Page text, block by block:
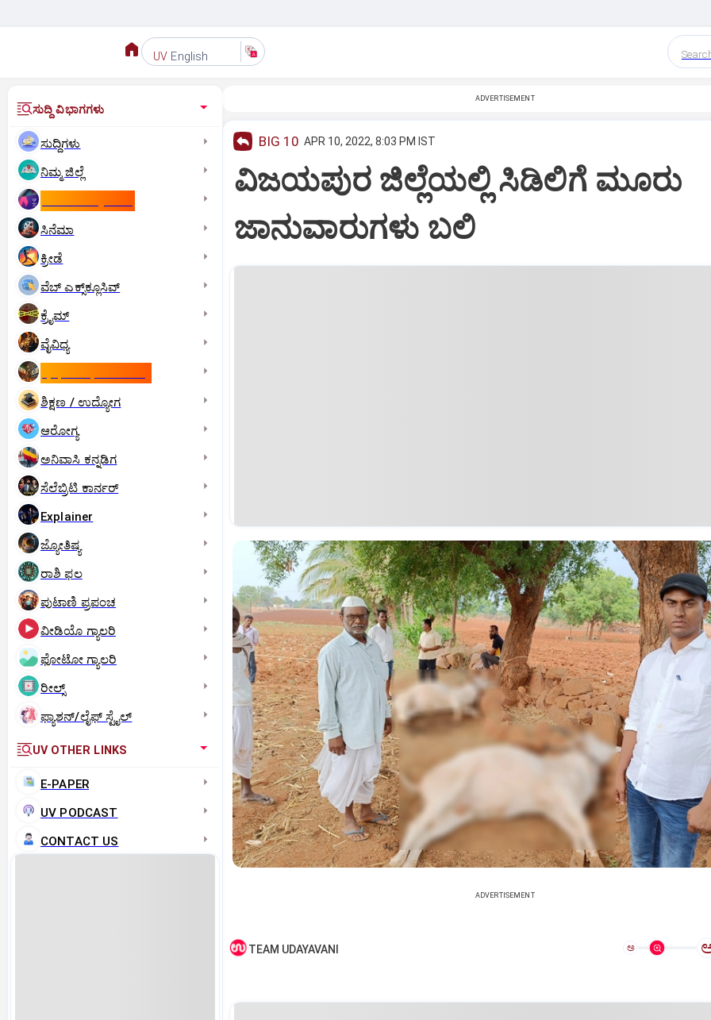
UV English
ಸುದ್ದಿ ವಿಭಾಗಗಳು
ಸುದ್ದಿಗಳು
ನಿಮ್ಮ ಜಿಲ್ಲೆ
ಸಿನೆಮಾ
ಕ್ರೀಡೆ
ವೆಬ್ ಎಕ್ಸ್‌ಕ್ಲೂಸಿವ್
ಕ್ರೈಮ್
ವೈವಿಧ್ಯ
ಶಿಕ್ಷಣ / ಉದ್ಯೋಗ
ಆರೋಗ್ಯ
ಅನಿವಾಸಿ ಕನ್ನಡಿಗ
ಸೆಲೆಬ್ರಿಟಿ ಕಾರ್ನರ್‌
Explainer
ಜ್ಯೋತಿಷ್ಯ
ರಾಶಿ ಫಲ
ಪುಟಾಣಿ ಪ್ರಪಂಚ
ವೀಡಿಯೊ ಗ್ಯಾಲರಿ
ಫೋಟೋ ಗ್ಯಾಲರಿ
ರೀಲ್ಸ್
ಫ್ಯಾಶನ್/ಲೈಫ್‌ ಸ್ಟೈಲ್
UV OTHER LINKS
E-PAPER
UV PODCAST
CONTACT US
ADVERTISEMENT
BIG 10 APR 10, 2022, 8:03 PM IST
ವಿಜಯಪುರ ಜಿಲ್ಲೆಯಲ್ಲಿ ಸಿಡಿಲಿಗೆ ಮೂರು
ಜಾನುವಾರುಗಳು ಬಲಿ
ADVERTISEMENT
TEAM UDAYAVANI ಅ